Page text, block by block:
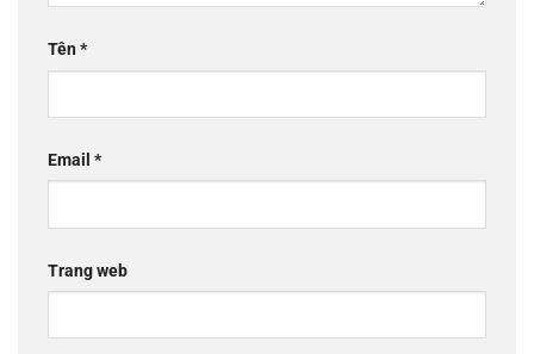
Tên*
Email *
Trang web